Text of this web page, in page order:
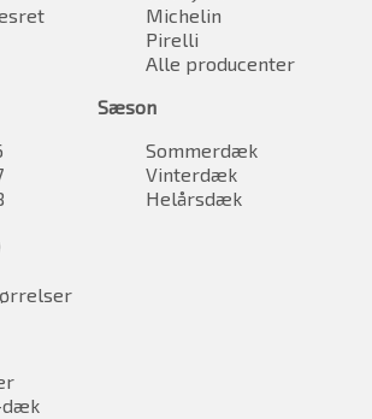
Michelin
Pirelli
Alle producenter
Sæson
Sommerdæk
Vinterdæk
Helårsdæk
dæk